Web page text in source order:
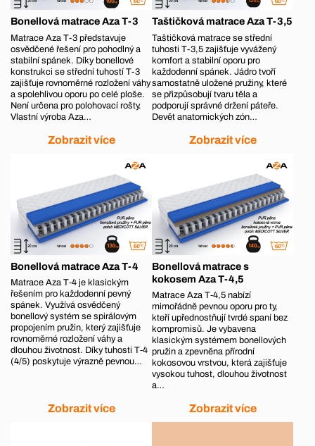
Bonellová matrace Aza T-3
Matrace Aza T-3 představuje
osvědčené řešení pro pohodlný a
stabilní spánek. Díky bonellové
konstrukci se střední tuhostí T-3
zajišťuje rovnoměrné rozložení váhy
a spolehlivou oporu po celé ploše.
Není určena pro polohovací rošty.
Vlastní výroba Aza…
Zobrazit více
Taštičková matrace Aza T-3,5
Taštičková matrace se střední
tuhosti T-3,5 zajišťuje vyvážený
komfort a stabilní oporu pro
každodenní spánek. Jádro tvoří
samostatně uložené pružiny, které
se přizpůsobují tvaru těla a
podporují správné držení páteře.
Devět anatomických zón…
Zobrazit více
Bonellová matrace Aza T-4
Matrace Aza T‑4 je klasickým
řešením pro každodenní pevný
spánek. Využívá osvědčený
bonellový systém se spirálovým
propojením pružin, který zajišťuje
rovnoměrné rozložení váhy a
dlouhou životnost. Díky tuhosti T‑4
(4/5) poskytuje výrazně pevnou…
Zobrazit více
Bonellová matrace s
kokosem Aza T-4,5
Matrace Aza T‑4,5 nabízí
mimořádně pevnou oporu pro ty,
kteří upřednostňují tvrdé spaní bez
kompromisů. Je vybavena
klasickým systémem bonellových
pružin a zpevněna přírodní
kokosovou vrstvou, která zajišťuje
vysokou tuhost, dlouhou životnost
a…
Zobrazit více